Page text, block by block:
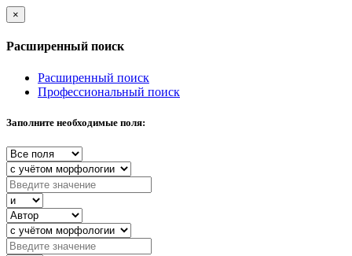
×
Расширенный поиск
Расширенный поиск
Профессиональный поиск
Заполните необходимые поля: